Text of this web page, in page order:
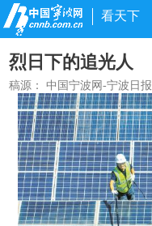
看天下
烈日下的追光人
稿源：中国宁波网-宁波日报